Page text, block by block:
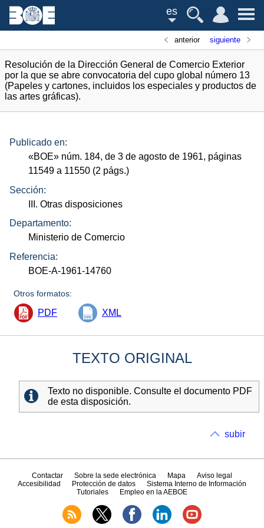
es
anterior siguiente
Resolución de la Dirección General de Comercio Exterior
por la que se abre convocatoria del cupo global número 13
(Papeles y cartones, incluidos los especiales y productos de
las artes gráficas).
Publicado en:
«BOE» núm. 184, de 3 de agosto de 1961, páginas
11549 a 11550 (2 págs.)
Sección:
III. Otras disposiciones
Departamento:
Ministerio de Comercio
Referencia:
BOE-A-1961-14760
Otros formatos:
PDF XML
TEXTO ORIGINAL
Texto no disponible. Consulte el documento PDF
de esta disposición.
subir
Contactar Sobre la sede electrónica Mapa
Aviso legal
Accesibilidad
Protección de datos
Sistema Interno de Información
Tutoriales
Empleo en la AEBOE